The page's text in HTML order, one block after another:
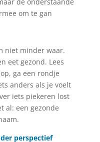
om te gan
niet minder waar.
eet gezond. Lees
ga een rondje
anders als je voelt
iets piekeren lost
al: een gezonde
perspectief